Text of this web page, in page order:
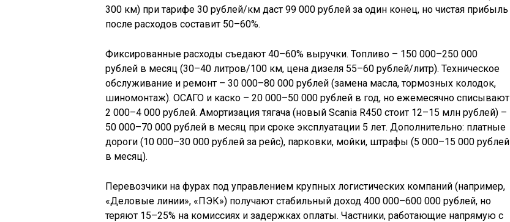
300 км) при тарифе 30 рублей/км даст 99 000 рублей за один конец, но чистая прибыль
после расходов составит 50–60%.
Фиксированные расходы съедают 40–60% выручки. Топливо – 150 000–250 000
рублей в месяц (30–40 литров/100 км, цена дизеля 55–60 рублей/литр). Техническое
обслуживание и ремонт – 30 000–80 000 рублей (замена масла, тормозных колодок,
шиномонтаж). ОСАГО и каско – 20 000–50 000 рублей в год, но ежемесячно списывают
2 000–4 000 рублей. Амортизация тягача (новый Scania R450 стоит 12–15 млн рублей) –
50 000–70 000 рублей в месяц при сроке эксплуатации 5 лет. Дополнительно: платные
дороги (10 000–30 000 рублей за рейс), парковки, мойки, штрафы (5 000–15 000 рублей
в месяц).
Перевозчики на фурах под управлением крупных логистических компаний (например,
«Деловые линии», «ПЭК») получают стабильный доход 400 000–600 000 рублей, но
теряют 15–25% на комиссиях и задержках оплаты. Частники, работающие напрямую с